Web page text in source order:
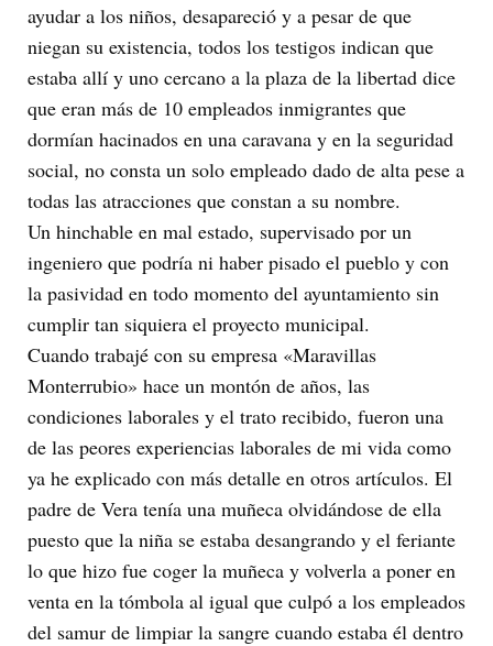
ayudar a los niños, desapareció y a pesar de que
niegan su existencia, todos los testigos indican que
estaba allí y uno cercano a la plaza de la libertad dice
que eran más de 10 empleados inmigrantes que
dormían hacinados en una caravana y en la seguridad
social, no consta un solo empleado dado de alta pese a
todas las atracciones que constan a su nombre.
Un hinchable en mal estado, supervisado por un
ingeniero que podría ni haber pisado el pueblo y con
la pasividad en todo momento del ayuntamiento sin
cumplir tan siquiera el proyecto municipal.
Cuando trabajé con su empresa «Maravillas
Monterrubio» hace un montón de años, las
condiciones laborales y el trato recibido, fueron una
de las peores experiencias laborales de mi vida como
ya he explicado con más detalle en otros artículos. El
padre de Vera tenía una muñeca olvidándose de ella
puesto que la niña se estaba desangrando y el feriante
lo que hizo fue coger la muñeca y volverla a poner en
venta en la tómbola al igual que culpó a los empleados
del samur de limpiar la sangre cuando estaba él dentro